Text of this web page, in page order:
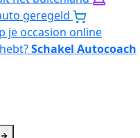
geregeld
je occasion online
Schakel Autocoach